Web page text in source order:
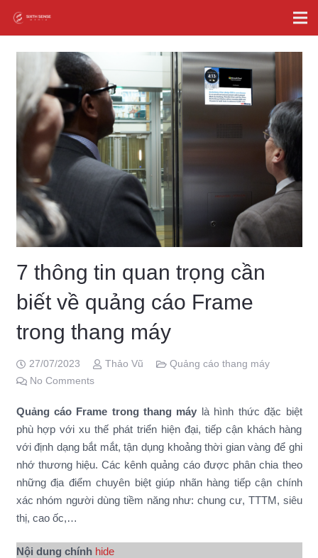
7 thông tin quan trọng cần
biết về quảng cáo Frame
trong thang máy
27/07/2023 Thảo Vũ
Quảng cáo thang máy
No Comments
Quảng cáo Frame trong thang máy là hình thức đặc biệt
phù hợp với xu thế phát triển hiện đại, tiếp cận khách hàng
với định dạng bắt mắt, tận dụng khoảng thời gian vàng để ghi
nhớ thương hiệu. Các kênh quảng cáo được phân chia theo
những địa điểm chuyên biệt giúp nhãn hàng tiếp cận chính
xác nhóm người dùng tiềm năng như: chung cư, TTTM, siêu
thị, cao ốc,…
Nội dung chính hide